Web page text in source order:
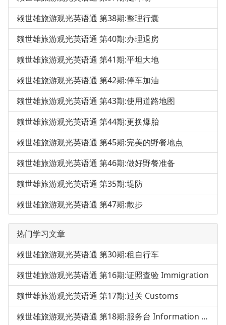
赖世雄旅游观光英语通 第38期:整理行囊
赖世雄旅游观光英语通 第40期:办理退房
赖世雄旅游观光英语通 第41期:平坦大地
赖世雄旅游观光英语通 第42期:停车加油
赖世雄旅游观光英语通 第43期:使用道路地图
赖世雄旅游观光英语通 第44期:更换爆胎
赖世雄旅游观光英语通 第45期:完美的野餐地点
赖世雄旅游观光英语通 第46期:做好野餐准备
赖世雄旅游观光英语通 第35期:堤防
赖世雄旅游观光英语通 第47期:散步
热门学习文章
赖世雄旅游观光英语通 第30期:租自行车
赖世雄旅游观光英语通 第16期:证照查验 Immigration
赖世雄旅游观光英语通 第17期:过关 Customs
赖世雄旅游观光英语通 第18期:服务台 Information Desk